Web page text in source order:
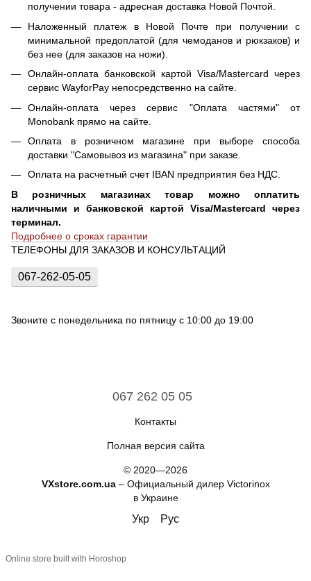
получении товара - адресная доставка Новой Почтой.
Наложенный платеж в Новой Почте при получении с
минимальной предоплатой (для чемоданов и рюкзаков) и
без нее (для заказов на ножи).
Онлайн-оплата банковской картой Visa/Mastercard через
сервис WayforPay непосредственно на сайте.
Онлайн-оплата через сервис "Оплата частями" от
Monobank прямо на сайте.
Оплата в розничном магазине при выборе способа
доставки "Самовывоз из магазина" при заказе.
Оплата на расчетный счет IBAN предприятия без НДС.
В розничных магазинах товар можно оплатить
наличными и банковской картой Visa/Mastercard через
терминал.
Подробнее о сроках гарантии
ТЕЛЕФОНЫ ДЛЯ ЗАКАЗОВ И КОНСУЛЬТАЦИЙ
067-262-05-05
Звоните с понедельника по пятницу с 10:00 до 19:00
067 262 05 05
Контакты
Полная версия сайта
© 2020—2026
VXstore.com.ua– Официальный дилер Victorinox
в Украине
Укр Рус
Online store built with Horoshop